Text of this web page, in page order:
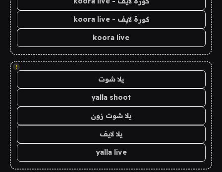
كورة لايف - koora live
koora live
!
يلا شوت
yalla shoot
يلا شوت زون
يلا لايف
yalla live